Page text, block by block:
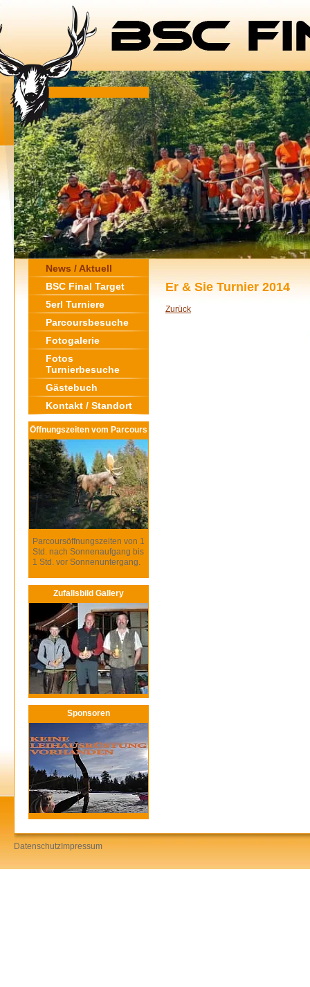
News / Aktuell
BSC Final Target
5erl Turniere
Parcoursbesuche
Fotogalerie
Fotos
Turnierbesuche
Gästebuch
Kontakt / Standort
Öffnungszeiten vom Parcours
Parcoursöffnungszeiten von 1
Std. nach Sonnenaufgang bis
1 Std. vor Sonnenuntergang.
Zufallsbild Gallery
Sponsoren
Er & Sie Turnier 2014
Zurück
Datenschutz Impressum